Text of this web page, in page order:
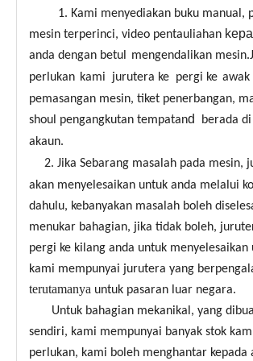
1. Kami menyediakan buku manual,
mesin terperinci, video pentauliahan
anda dengan betul
mengendalikan
perlukan kami jurutera ke pergi ke
pemasangan mesin, tiket penerbangan,
shoul pengangkutan tempatand
berada
akaun.
2. Jika Sebarang masalah pada mesin,
akan menyelesaikan untuk anda melalui
dahulu, kebanyakan masalah boleh
menukar bahagian, jika tidak boleh,
pergi ke kilang anda untuk menyelesaikan
kami mempunyai jurutera yang
terutamanya untuk pasaran luar negara.
Untuk bahagian mekanikal, yang
sendiri, kami mempunyai banyak stok
perlukan, kami boleh menghantar kepada